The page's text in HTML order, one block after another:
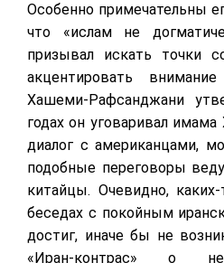
Особенно примечательны
что «ислам не
призывал искать точки
акцентировать
Хашеми-Рафсанджани
годах он уговаривал
диалог с американцами,
подобные переговоры
китайцы. Очевидно,
беседах с покойным
достиг, иначе бы не
«Иран-контрас» о